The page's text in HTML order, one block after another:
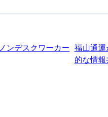
ンデスクワーカー
福山通運
的な情報